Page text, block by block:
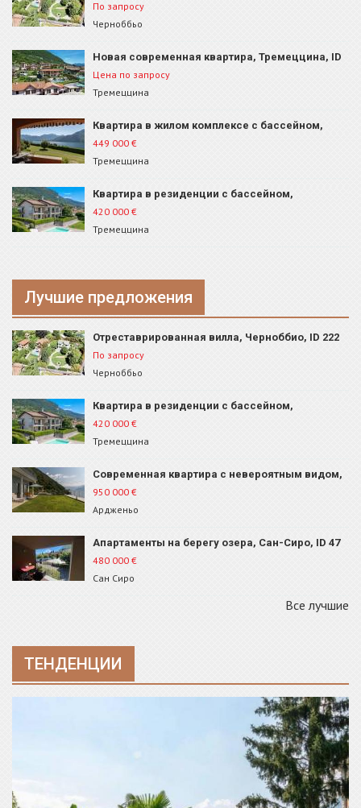
По запросу
Черноббьо
Новая современная квартира, Тремеццина, ID
80B1
Цена по запросу
Тремеццина
Квартира в жилом комплексе с бассейном,
Тремеццина, ID 262
449 000 €
Тремеццина
Квартира в резиденции с бассейном,
Тремеццо, ID 210
420 000 €
Тремеццина
Лучшие предложения
Отреставрированная вилла, Черноббио, ID 222
По запросу
Черноббьо
Квартира в резиденции с бассейном,
Тремеццо, ID 210
420 000 €
Тремеццина
Современная квартира с невероятным видом,
Ардженьо, ID 105
950 000 €
Ардженьо
Апартаменты на берегу озера, Сан-Сиро, ID 47
480 000 €
Сан Сиро
Все лучшие
ТЕНДЕНЦИИ